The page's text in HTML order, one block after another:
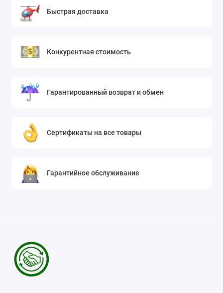
Быстрая доставка
Конкурентная стоимость
Гарантированный возврат и обмен
Сертификаты на все товары
Гарантийное обслуживание